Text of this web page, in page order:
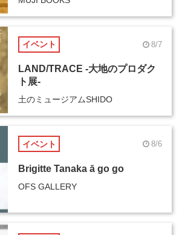
イベント 8/7
LAND/TRACE -大地のプロダク
ト展-
土のミュージアムSHIDO
イベント 8/6
Brigitte Tanaka ā go go
OFS GALLERY